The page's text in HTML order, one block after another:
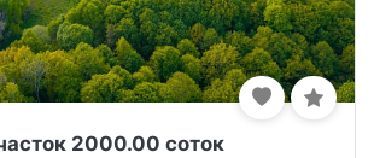
2000.00 соток